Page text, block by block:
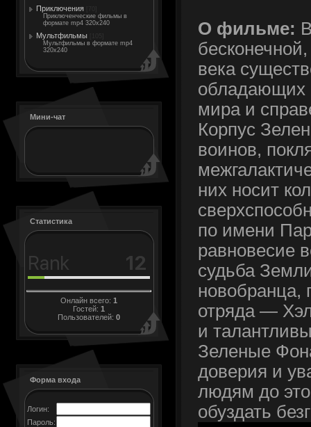
Приключения
Приключенческие фильмы в
формате mp4 320x240
Мультфильмы
Мультфильмы в формате mp4
320x240
Мини-чат
Статистика
Онлайн всего: 1
Гостей: 1
Пользователей: 0
Форма входа
Логин:
Пароль:
О фильме:
века
обладающих
мира и
Корпус
воинов,
них носит
по имени
равновесие
судьба
новобранца,
отряда —
и
Зеленые
доверия и
людям до
обуздать